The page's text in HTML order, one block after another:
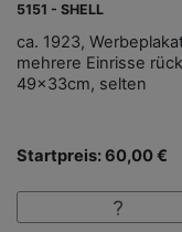
5151 - SHELL
ca. 1923,
mehrere Einrisse
49x33cm, selten
Startpreis: 60,00 €